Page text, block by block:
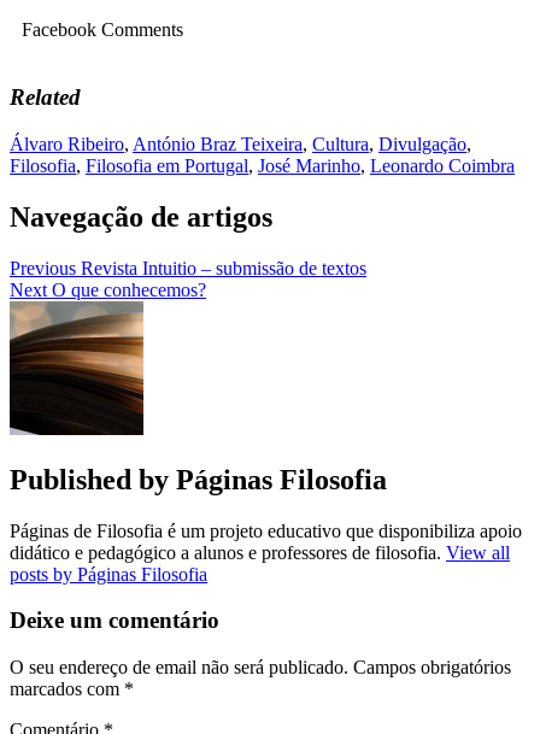
Facebook Comments
Related
Álvaro Ribeiro, António Braz Teixeira, Cultura, Divulgação,
Filosofia, Filosofia em Portugal, José Marinho, Leonardo Coimbra
Navegação de artigos
Previous Revista Intuitio – submissão de textos
Next O que conhecemos?
Published by Páginas Filosofia
Páginas de Filosofia é um projeto educativo que disponibiliza apoio
didático e pedagógico a alunos e professores de filosofia. View all
posts by Páginas Filosofia
Deixe um comentário
O seu endereço de email não será publicado. Campos obrigatórios
marcados com *